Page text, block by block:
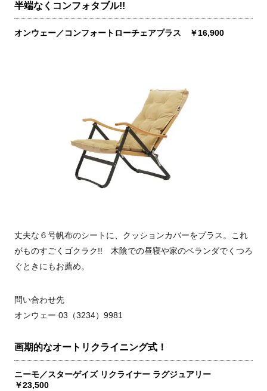
半端なくコンフォタブル!!
オンウェー／コンフォートローチェアプラス ￥16,900
丈夫な６号帆布のシートに、クッションカバーをプラス。これ
がものすごくゴクラク!! 木陰での昼寝や家のベランダでくつろ
ぐときにもお薦め。
問い合わせ先
オンウェー 03（3234）9981
画期的なオートリクライニング式！
ニーモ／スターゲイズ リクライナー ラグジュアリー
￥23,500